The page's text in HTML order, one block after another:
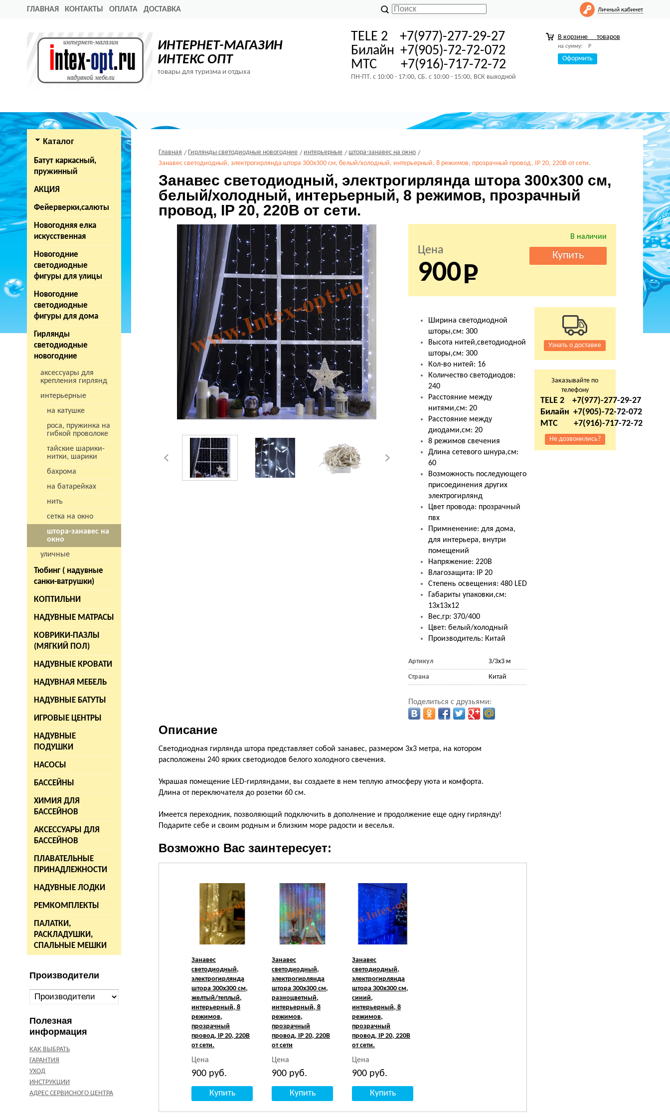
ГЛАВНАЯ КОНТАКТЫ ОПЛАТА ДОСТАВКА Личный кабинет
ИНТЕРНЕТ-МАГАЗИН
ИНТЕКС ОПТ
товары для туризма и отдыха
TELE 2 +7(977)-277-29-27
Билайн +7(905)-72-72-072
МТС +7(916)-717-72-72
ПН-ПТ. с 10:00 - 17:00, СБ. с 10:00 - 15:00, ВСК выходной
В корзине товаров
на сумму: Р
Оформить
Каталог
Батут каркасный,
пружинный
АКЦИЯ
Фейерверки,салюты
Новогодняя елка
искусственная
Новогодние
светодиодные
фигуры для улицы
Новогодние
светодиодные
фигуры для дома
Гирлянды
светодиодные
новогодние
аксессуары для
крепления гирлянд
интерьерные
на катушке
роса, пружинка на
гибкой проволоке
тайские шарики-
нитки, шарики
бахрома
на батарейках
нить
сетка на окно
штора-занавес на
окно
уличные
Тюбинг ( надувные
санки-ватрушки)
КОПТИЛЬНИ
НАДУВНЫЕ МАТРАСЫ
КОВРИКИ-ПАЗЛЫ
(МЯГКИЙ ПОЛ)
НАДУВНЫЕ КРОВАТИ
НАДУВНАЯ МЕБЕЛЬ
НАДУВНЫЕ БАТУТЫ
ИГРОВЫЕ ЦЕНТРЫ
НАДУВНЫЕ
ПОДУШКИ
НАСОСЫ
БАССЕЙНЫ
ХИМИЯ ДЛЯ
БАССЕЙНОВ
АКСЕССУАРЫ ДЛЯ
БАССЕЙНОВ
ПЛАВАТЕЛЬНЫЕ
ПРИНАДЛЕЖНОСТИ
НАДУВНЫЕ ЛОДКИ
РЕМКОМПЛЕКТЫ
ПАЛАТКИ,
РАСКЛАДУШКИ,
СПАЛЬНЫЕ МЕШКИ
Производители
Полезная
информация
КАК ВЫБРАТЬ
ГАРАНТИЯ
УХОД
ИНСТРУКЦИИ
АДРЕС СЕРВИСНОГО ЦЕНТРА
Главная Гирлянды светодиодные новогодние интерьерные
штора-занавес на окно
Занавес светодиодный, электрогирлянда штора 300х300 см, белый/холодный, интерьерный, 8 режимов, прозрачный провод, IP 20, 220В от сети.
Занавес светодиодный, электрогирлянда штора 300х300 см,
белый/холодный, интерьерный, 8 режимов, прозрачный
провод, IP 20, 220В от сети.
В наличии
Цена
900
Ширина светодиодной
шторы,см: 300
Высота нитей,светодиодной
шторы,см: 300
Кол-во нитей: 16
Количество светодиодов:
240
Расстояние между
нитями,см: 20
Расстояние между
диодами,см: 20
8 режимов свечения
Длина сетевого шнура,см:
60
Возможность последующего
присоединения других
электрогирлянд
Цвет провода: прозрачный
пвх
Примненение: для дома,
для интерьера, внутри
помещений
Напряжение: 220В
Влагозащита: IP 20
Степень освещения: 480 LED
Габариты упаковки,см:
13х13х12
Вес,гр: 370/400
Цвет: белый/холодный
Производитель: Китай
Артикул З/3х3 м
Страна Китай
Поделиться с друзьями:
Описание
Светодиодная гирлянда штора представляет собой занавес, размером 3х3 метра, на котором
расположены 240 ярких светодиодов белого холодного свечения.
Украшая помещение LED-гирляндами, вы создаете в нем теплую атмосферу уюта и комфорта.
Длина от переключателя до розетки 60 см.
Имеется переходник, позволяющий подключить в дополнение и продолжение еще одну гирлянду!
Подарите себе и своим родным и близким море радости и веселья.
Возможно Вас заинтересует:
Занавес
светодиодный,
электрогирлянда
штора 300х300 см,
желтый/теплый,
интерьерный, 8
режимов,
прозрачный
провод, IP 20, 220В
от сети.
Цена
900 руб.
Занавес
светодиодный,
электрогирлянда
штора 300х300 см,
разноцветный,
интерьерный, 8
режимов,
прозрачный
провод, IP 20, 220В
от сети
Цена
900 руб.
Занавес
светодиодный,
электрогирлянда
штора 300х300 см,
синий,
интерьерный, 8
режимов,
прозрачный
провод, IP 20, 220В
от сети.
Цена
900 руб.
Узнать о доставке
Заказывайте по
телефону
TELE 2 +7(977)-277-29-27
Билайн +7(905)-72-72-072
МТС +7(916)-717-72-72
Не дозвонились?